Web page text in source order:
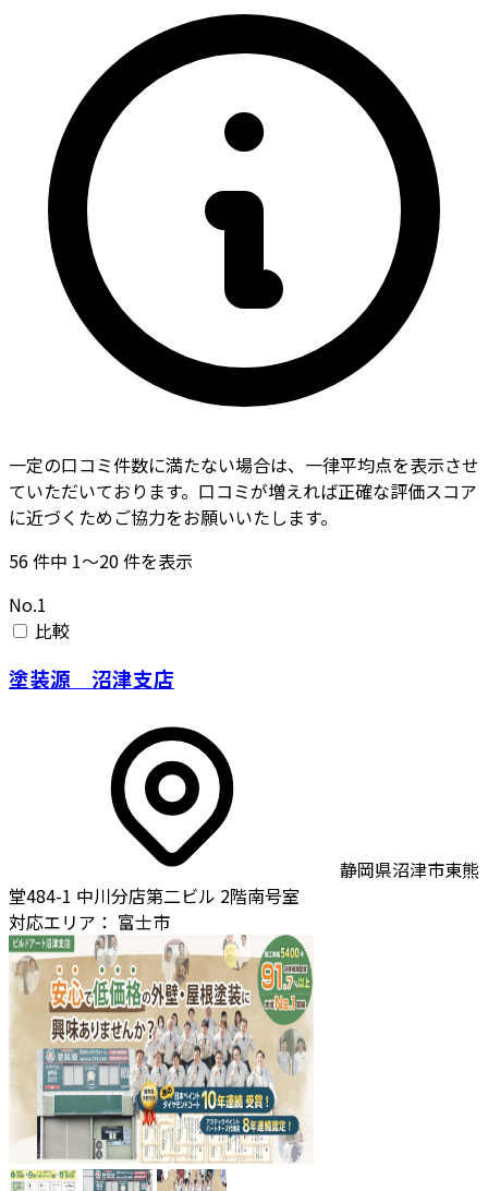
一定の口コミ件数に満たない場合は、一律平均点を表示させ
ていただいております。口コミが増えれば正確な評価スコア
に近づくためご協力をお願いいたします。
56件中 1〜20件を表示
No.1
比較
塗装源 沼津支店
静岡県沼津市東熊
堂484-1 中川分店第二ビル 2階南号室
対応エリア： 富士市